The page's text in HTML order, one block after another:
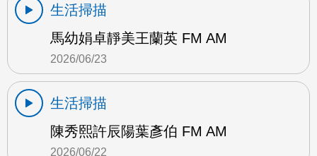
生活掃描
馬幼娟卓靜美王蘭英 FM AM
2026/06/23
生活掃描
陳秀熙許辰陽葉彥伯 FM AM
2026/06/22